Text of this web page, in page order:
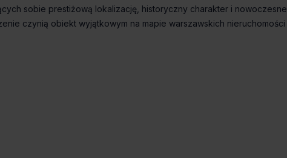
sobie prestiżową lokalizację, historyczny charakter i nowoczesne
czynią obiekt wyjątkowym na mapie warszawskich nieruchomości